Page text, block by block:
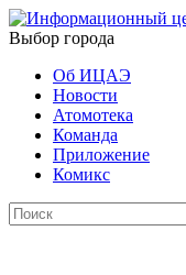
Выбор города
Об ИЦАЭ
Новости
Атомотека
Команда
Приложение
Комикс